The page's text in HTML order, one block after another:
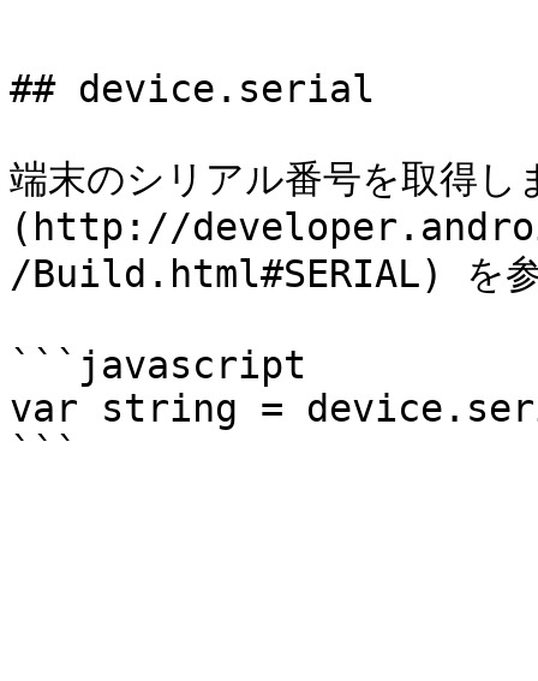
## device.serial
端末のシリアル番号を取得
(http://
/Build.html#SERIAL) を参
```javascript
var string =